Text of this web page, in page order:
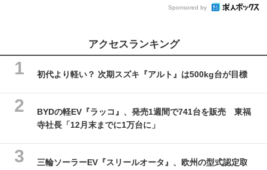
Sponsored by
アクセスランキング
初代より軽い？ 次期スズキ『アルト』は500kg台が目標
BYDの軽EV『ラッコ』、発売1週間で741台を販売 東福
寺社長「12月末までに1万台に」
三輪ソーラーEV『スリールオータ』、欧州の型式認定取